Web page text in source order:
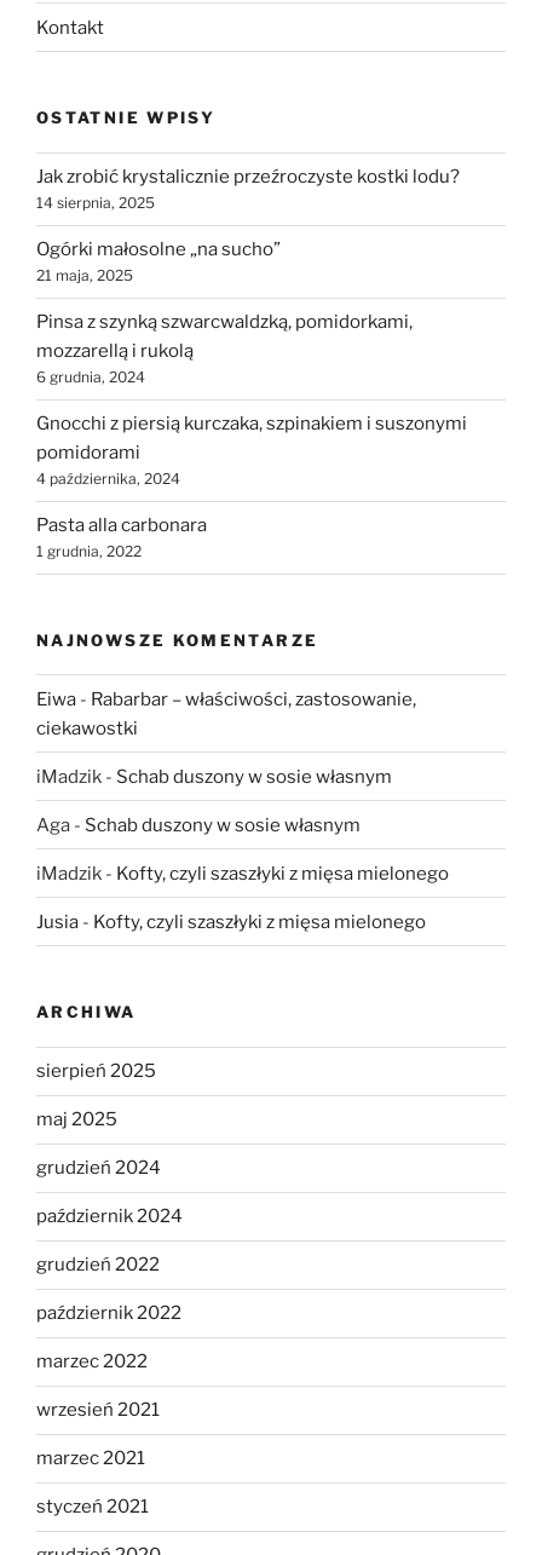
Kontakt
OSTATNIE WPISY
Jak zrobić krystalicznie przeźroczyste kostki lodu?
14 sierpnia, 2025
Ogórki małosolne „na sucho”
21 maja, 2025
Pinsa z szynką szwarcwaldzką, pomidorkami,
mozzarellą i rukolą
6 grudnia, 2024
Gnocchi z piersią kurczaka, szpinakiem i suszonymi
pomidorami
4 października, 2024
Pasta alla carbonara
1 grudnia, 2022
NAJNOWSZE KOMENTARZE
Eiwa - Rabarbar – właściwości, zastosowanie,
ciekawostki
iMadzik - Schab duszony w sosie własnym
Aga - Schab duszony w sosie własnym
iMadzik - Kofty, czyli szaszłyki z mięsa mielonego
Jusia - Kofty, czyli szaszłyki z mięsa mielonego
ARCHIWA
sierpień 2025
maj 2025
grudzień 2024
październik 2024
grudzień 2022
październik 2022
marzec 2022
wrzesień 2021
marzec 2021
styczeń 2021